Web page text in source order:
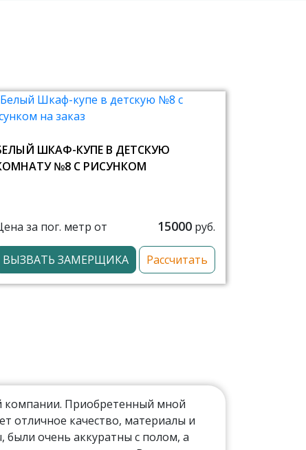
ШКАФ-КУПЕ В ДЕТСКУЮ
№8 С РИСУНКОМ
за пог. метр от 15000 руб.
ВЫЗВАТЬ ЗАМЕРЩИКА Рассчитать
компании. Приобретенный мной
отличное качество, материалы и
очень аккуратны с полом, а